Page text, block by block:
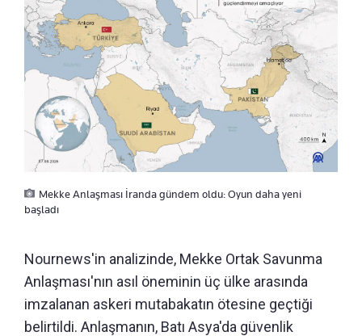
Mekke Anlaşması İranda gündem oldu: Oyun daha yeni
başladı
Nournews'in analizinde, Mekke Ortak Savunma
Anlaşması'nın asıl öneminin üç ülke arasında
imzalanan askeri mutabakatın ötesine geçtiği
belirtildi. Anlaşmanın, Batı Asya'da güvenlik